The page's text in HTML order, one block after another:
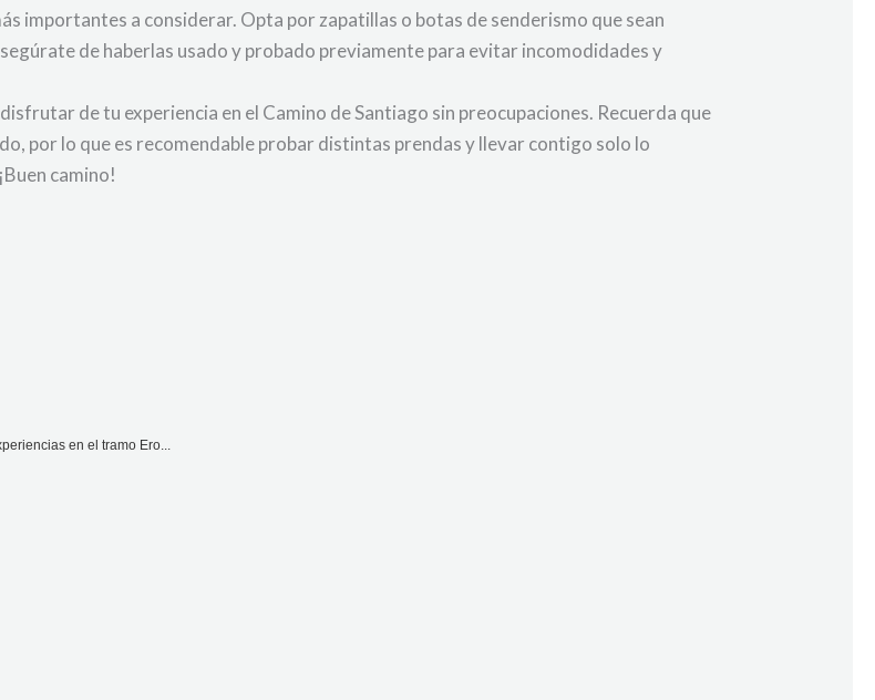
importantes a considerar. Opta por zapatillas o botas de senderismo que sean
de haberlas usado y probado previamente para evitar incomodidades y
de tu experiencia en el Camino de Santiago sin preocupaciones. Recuerda que
por lo que es recomendable probar distintas prendas y llevar contigo solo lo
camino!
en el tramo Ero...